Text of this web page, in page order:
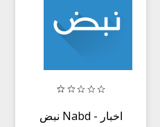
نبض Nabd - اخبار